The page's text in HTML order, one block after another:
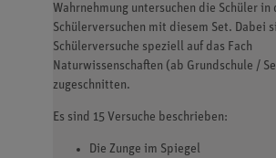
Wahrnehmung untersuchen die Schüler in
Schülerversuchen mit diesem Set. Dabei
Schülerversuche speziell auf das Fach
Naturwissenschaften (ab Grundschule /
zugeschnitten.
Es sind 15 Versuche beschrieben:
Die Zunge im Spiegel